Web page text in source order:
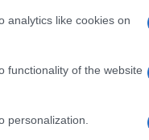
analytics like cookies on
functionality of the website
personalization.
che queste
alla